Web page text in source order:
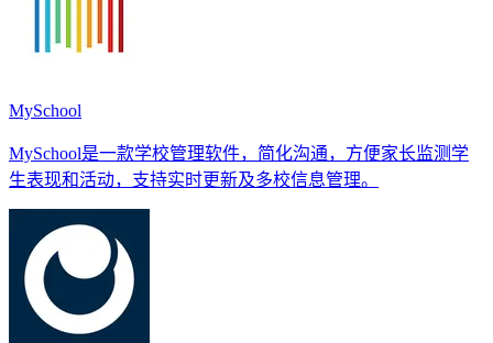
MySchool
MySchool是一款学校管理软件，简化沟通，方便家长监测学
生表现和活动，支持实时更新及多校信息管理。